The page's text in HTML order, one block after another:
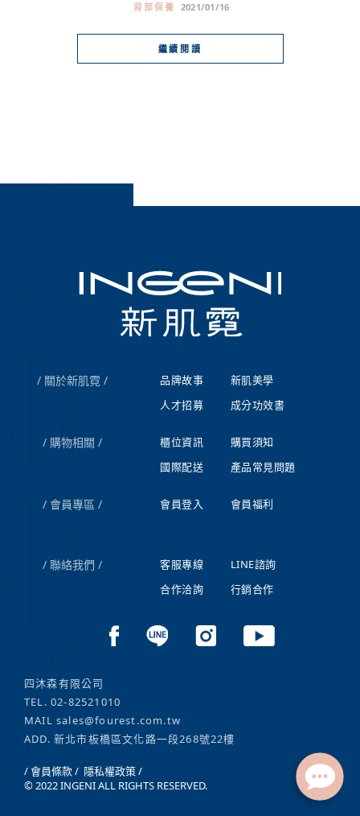
背部保養 2021/01/16
繼續閱讀
四沐森有限公司
TEL. 02-82521010
MAIL sales@fourest.com.tw
ADD. 新北市板橋區文化路一段268號22樓
關於新肌霓 品牌故事
新肌美學
人才招募
成分功效書
購物相關 櫃位資訊
購買須知
國際配送
產品常見問題
會員專區 會員登入 會員福利
聯絡我們 客服專線
LINE諮詢
合作洽詢
行銷合作
/ 會員條款 / 隱私權政策 /
© 2022 INGENI ALL RIGHTS RESERVED.